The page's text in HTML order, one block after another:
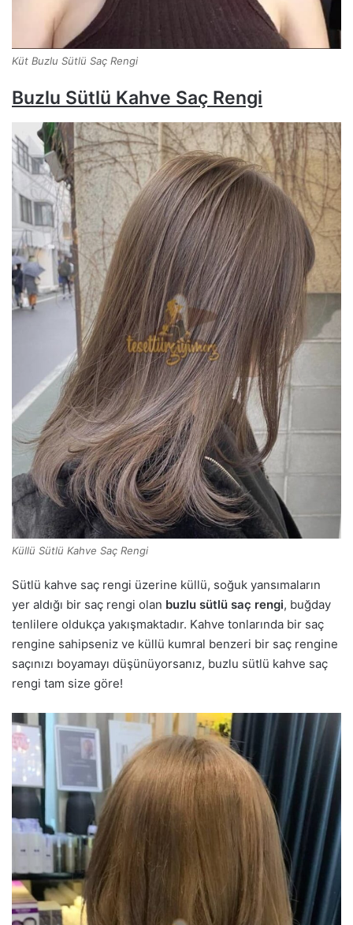
Küt Buzlu Sütlü Saç Rengi
Buzlu Sütlü Kahve Saç Rengi
Küllü Sütlü Kahve Saç Rengi
Sütlü kahve saç rengi üzerine küllü, soğuk yansımaların
yer aldığı bir saç rengi olan buzlu sütlü saç rengi, buğday
tenlilere oldukça yakışmaktadır. Kahve tonlarında bir saç
rengine sahipseniz ve küllü kumral benzeri bir saç rengine
saçınızı boyamayı düşünüyorsanız, buzlu sütlü kahve saç
rengi tam size göre!